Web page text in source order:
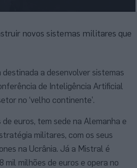
novos sistemas militares que
a desenvolver sistemas
de Inteligência Artificial
no ‘velho continente’.
euros, tem sede na Alemanha e
militares, com os seus
na Ucrânia. Já a Mistral é
mil milhões de euros e opera no